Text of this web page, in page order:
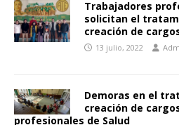
Trabajadores
solicitan el
creación de
13 julio, 2022
Demoras en el
creación de
profesionales de Salud